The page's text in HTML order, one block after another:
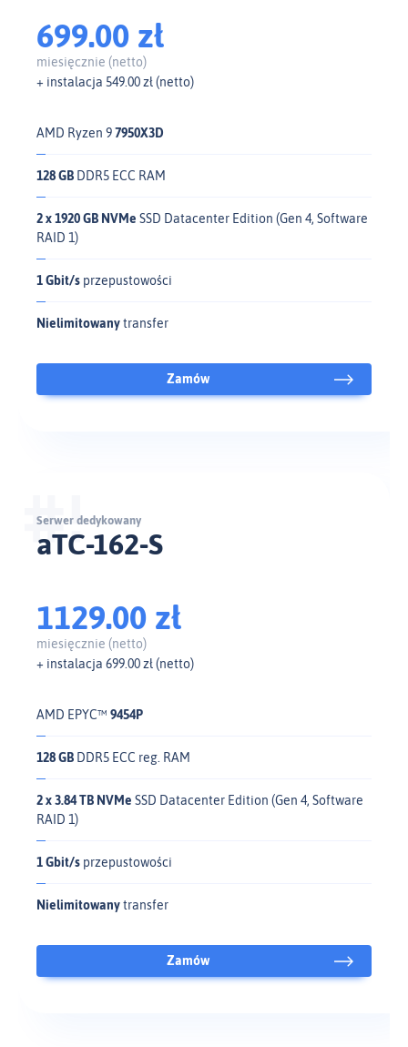
699.00 zł
miesięcznie (netto)
+ instalacja 549.00 zł (netto)
AMD Ryzen 97950X3D
128 GB DDR5 ECC RAM
2 x 1920 GB NVMe SSD Datacenter Edition (Gen 4, Software
RAID 1)
1 Gbit/s przepustowości
Nielimitowanytransfer
Zamów
aTC-162-S
Serwer dedykowany
1129.00 zł
miesięcznie (netto)
+ instalacja 699.00 zł (netto)
AMD EPYC™ 9454P
128 GB DDR5 ECC reg. RAM
2 x 3.84 TB NVMe SSD Datacenter Edition (Gen 4, Software
RAID 1)
1 Gbit/s przepustowości
Nielimitowanytransfer
Zamów